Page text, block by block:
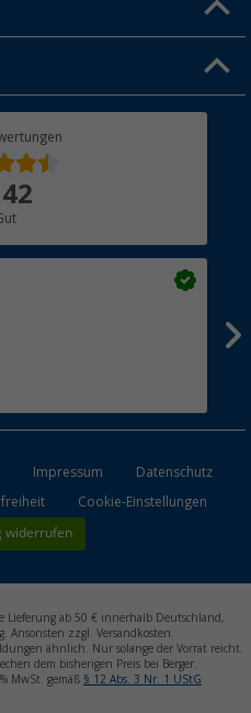
Impressum
Datenschutz
Cookie-Einstellungen
widerrufen
Lieferung ab 50 € innerhalb Deutschland,
Ansonsten zzgl. Versandkosten.
ähnlich. Nur solange der Vorrat reicht.
dem bisherigen Preis bei Berger.
MwSt. gemäß § 12 Abs. 3 Nr. 1 UStG